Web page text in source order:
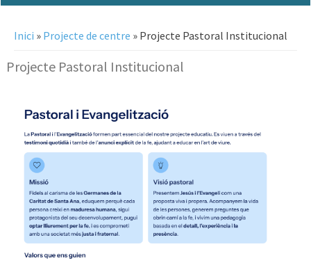
Inici » Projecte de centre » Projecte Pastoral Institucional
Projecte Pastoral Institucional